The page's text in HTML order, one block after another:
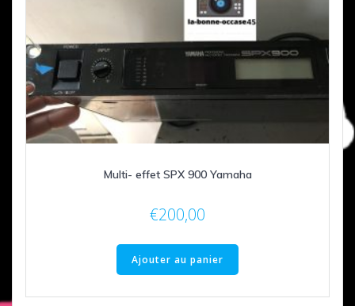
Multi- effet SPX 900 Yamaha
€200,00
Ajouter au panier